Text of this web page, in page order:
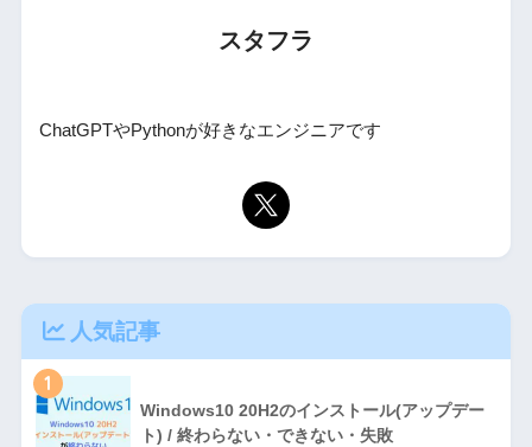
スタフラ
ChatGPTやPythonが好きなエンジニアです
人気記事
1
Windows10 20H2のインストール(アップデー
ト) / 終わらない・できない・失敗